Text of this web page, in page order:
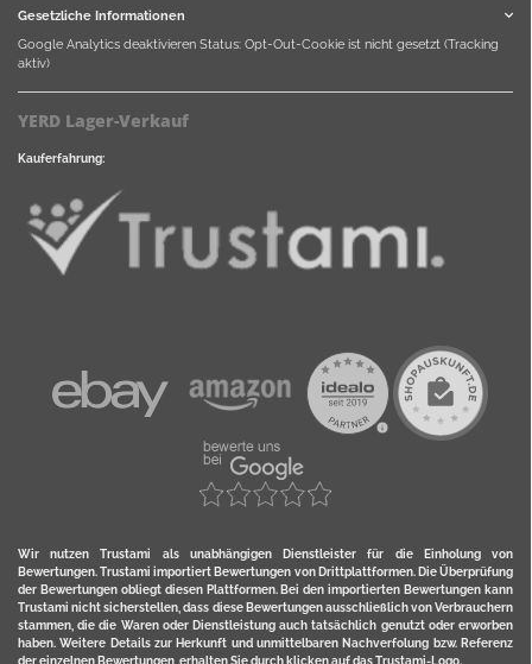
Gesetzliche Informationen
Google Analytics deaktivieren Status: Opt-Out-Cookie ist nicht gesetzt (Tracking
aktiv)
YERD Lager-Verkauf
Kauferfahrung:
Wir nutzen Trustami als unabhängigen Dienstleister für die Einholung von
Bewertungen. Trustami importiert Bewertungen von Drittplattformen. Die Überprüfung
der Bewertungen obliegt diesen Plattformen. Bei den importierten Bewertungen kann
Trustami nicht sicherstellen, dass diese Bewertungen ausschließlich von Verbrauchern
stammen, die die Waren oder Dienstleistung auch tatsächlich genutzt oder erworben
haben. Weitere Details zur Herkunft und unmittelbaren Nachverfolung bzw. Referenz
der einzelnen Bewertungen, erhalten Sie durch klicken auf das Trustami-Logo.